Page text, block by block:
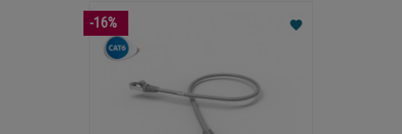
favorite
-16%